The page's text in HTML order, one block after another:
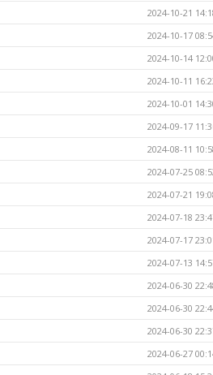
2024-10-21
2024-10-17
2024-10-14
2024-10-11
2024-10-01
2024-09-17
2024-08-11
2024-07-25
2024-07-21
2024-07-18
2024-07-17
2024-07-13
2024-06-30
2024-06-30
2024-06-30
2024-06-27